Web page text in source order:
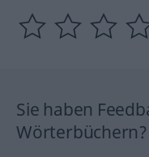
Sie haben
Wörterbüchern?